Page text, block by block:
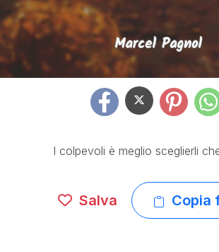
I colpevoli è meglio sceglierli
Salva Copia